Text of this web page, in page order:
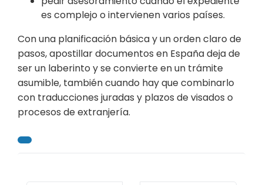
es complejo o intervienen varios países.
Con una planificación básica y un orden claro de
pasos, apostillar documentos en España deja de
ser un laberinto y se convierte en un trámite
asumible, también cuando hay que combinarlo
con traducciones juradas y plazos de visados o
procesos de extranjería.